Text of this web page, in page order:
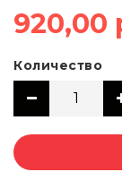
920,00
Количество